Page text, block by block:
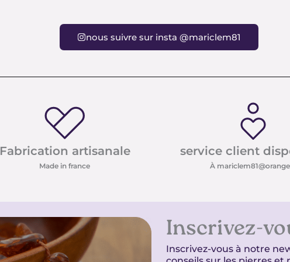
nous suivre sur insta @mariclem81
Fabrication artisanale
Made in france
service client
À
Inscrivez-
Inscrivez-vous à notre